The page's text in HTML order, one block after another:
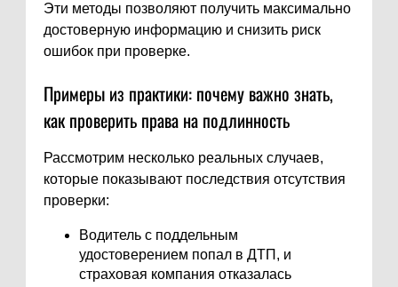
Эти методы позволяют получить максимально
достоверную информацию и снизить риск
ошибок при проверке.
Примеры из практики: почему важно знать,
как проверить права на подлинность
Рассмотрим несколько реальных случаев,
которые показывают последствия отсутствия
проверки:
Водитель с поддельным
удостоверением попал в ДТП, и
страховая компания отказалась